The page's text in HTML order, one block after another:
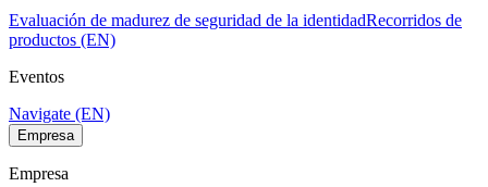
Evaluación de madurez de seguridad de la identidadRecorridos de
productos (EN)
Eventos
Navigate (EN)
Empresa
Empresa